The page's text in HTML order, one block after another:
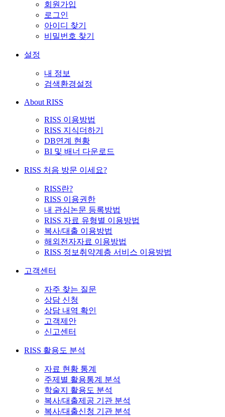
회원가입
로그인
아이디 찾기
비밀번호 찾기
설정
내 정보
검색환경설정
About RISS
RISS 이용방법
RISS 지식더하기
DB연계 현황
BI 및 배너 다운로드
RISS 처음 방문 이세요?
RISS란?
RISS 이용권한
내 관심논문 등록방법
RISS 자료 유형별 이용방법
복사/대출 이용방법
해외전자자료 이용방법
RISS 정보취약계층 서비스 이용방법
고객센터
자주 찾는 질문
상담 신청
상담 내역 확인
고객제안
신고센터
RISS 활용도 분석
자료 현황 통계
주제별 활용통계 분석
학술지 활용도 분석
복사/대출제공 기관 분석
복사/대출신청 기관 분석